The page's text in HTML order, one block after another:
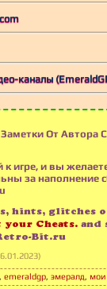
каналы
От Автора
игре, и вы
за наполнение
hints, glitches
your Cheats. and
Bit.ru
, emeraldgp, эмералд,